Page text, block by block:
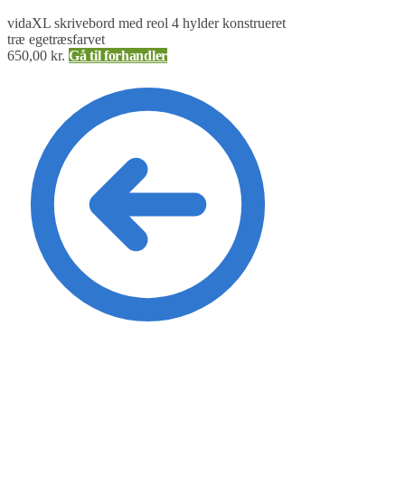
vidaXL skrivebord med reol 4 hylder konstrueret
træ egetræsfarvet
650,00 kr. Gå til forhandler